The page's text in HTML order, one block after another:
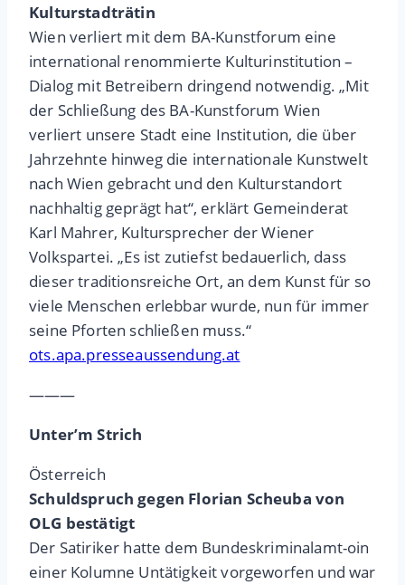
Kulturstadträtin
Wien verliert mit dem BA-Kunstforum eine
international renommierte Kulturinstitution –
Dialog mit Betreibern dringend notwendig. „Mit
der Schließung des BA-Kunstforum Wien
verliert unsere Stadt eine Institution, die über
Jahrzehnte hinweg die internationale Kunstwelt
nach Wien gebracht und den Kulturstandort
nachhaltig geprägt hat“, erklärt Gemeinderat
Karl Mahrer, Kultursprecher der Wiener
Volkspartei. „Es ist zutiefst bedauerlich, dass
dieser traditionsreiche Ort, an dem Kunst für so
viele Menschen erlebbar wurde, nun für immer
seine Pforten schließen muss.“
ots.apa.presseaussendung.at
———
Unter’m Strich
Österreich
Schuldspruch gegen Florian Scheuba von
OLG bestätigt
Der Satiriker hatte dem Bundeskriminalamt-oin
einer Kolumne Untätigkeit vorgeworfen und war